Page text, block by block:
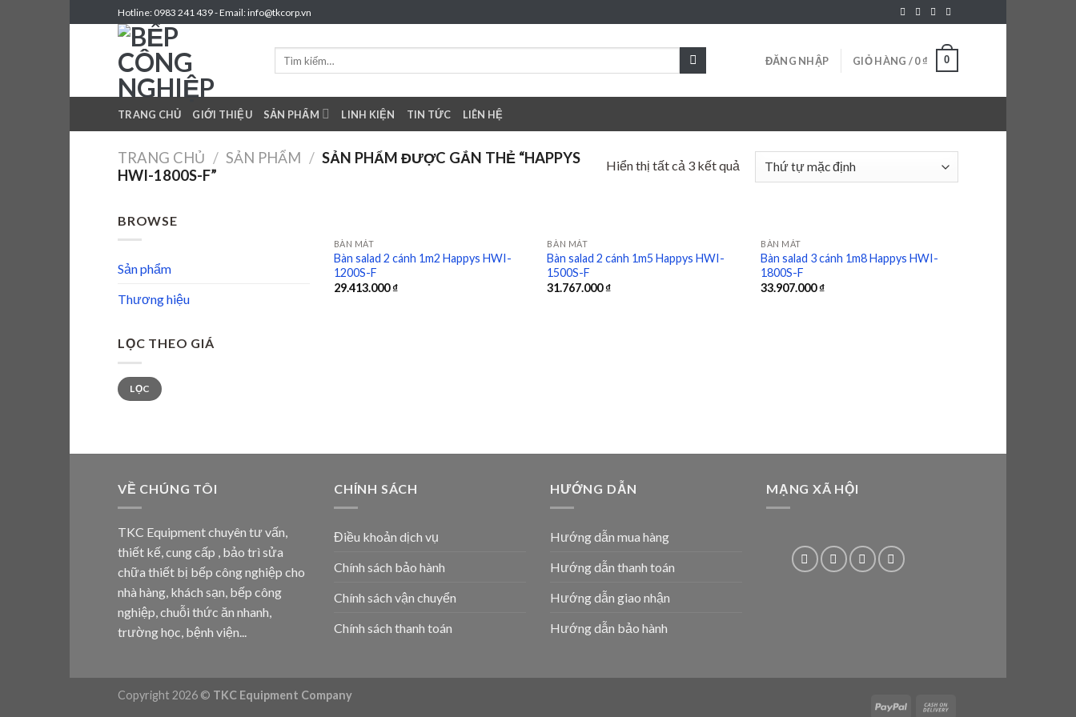
to
Hotline: 0983 241 439 - Email: info@tkcorp.vn
ĐĂNG NHẬP GIỎ HÀNG /0₫ 0
TRANG CHỦ GIỚI THIỆU SẢN PHẨM LINH KIỆN TIN TỨC LIÊN HỆ
TRANG CHỦ / SẢN PHẨM / SẢN PHẨM ĐƯỢC GẮN THẺ “HAPPYS
HWI-1800S-F”
Hiển thị tất cả 3 kết quả
BROWSE
Sản phẩm
Thương hiệu
LỌC THEO GIÁ
Giá
thấp
nhất
Giá
cao
nhất
LỌC
BÀN MÁT
Bàn salad 2 cánh 1m2 Happys HWI-
1200S-F
29.413.000₫
BÀN MÁT
Bàn salad 2 cánh 1m5 Happys HWI-
1500S-F
31.767.000₫
BÀN MÁT
Bàn salad 3 cánh 1m8 Happys HWI-
1800S-F
33.907.000₫
VỀ CHÚNG TÔI
TKC Equipment chuyên tư vấn,
thiết kế, cung cấp , bảo trì sửa
chữa thiết bị bếp công nghiệp cho
nhà hàng, khách sạn, bếp công
nghiệp, chuỗi thức ăn nhanh,
trường học, bệnh viện...
CHÍNH SÁCH
Điều khoản dịch vụ
Chính sách bảo hành
Chính sách vận chuyển
Chính sách thanh toán
HƯỚNG DẪN
Hướng dẫn mua hàng
Hướng dẫn thanh toán
Hướng dẫn giao nhận
Hướng dẫn bảo hành
MẠNG XÃ HỘI
Copyright 2026 © TKC Equipment Company